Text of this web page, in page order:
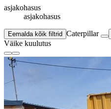
asjakohasus
asjakohasus
Eemalda kõik filtrid Caterpillar
Väike kuulutus